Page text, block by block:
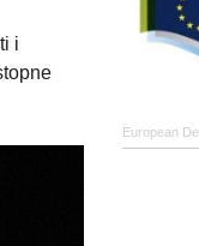
i
European